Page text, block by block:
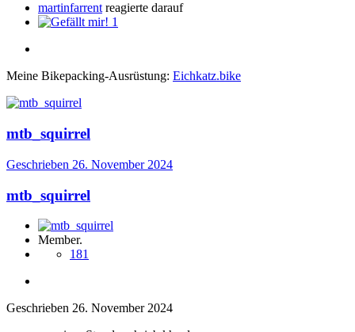
martinfarrent reagierte darauf
1
Meine Bikepacking-Ausrüstung: Eichkatz.bike
mtb_squirrel
Geschrieben 26. November 2024
mtb_squirrel
Member.
181
Geschrieben 26. November 2024